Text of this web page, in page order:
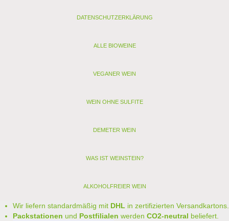
gekennzeichnete Weine enthalten nur Sulfite)
> Alle anderen Weine von A. Valiente
DATENSCHUTZERKLÄRUNG
ALLE BIOWEINE
VEGANER WEIN
WEIN OHNE SULFITE
DEMETER WEIN
WAS IST WEINSTEIN?
ALKOHOLFREIER WEIN
Wir liefern standardmäßig mit DHL in zertifizierten Versandkartons.
Packstationen und Postfilialen werden CO2-neutral beliefert.